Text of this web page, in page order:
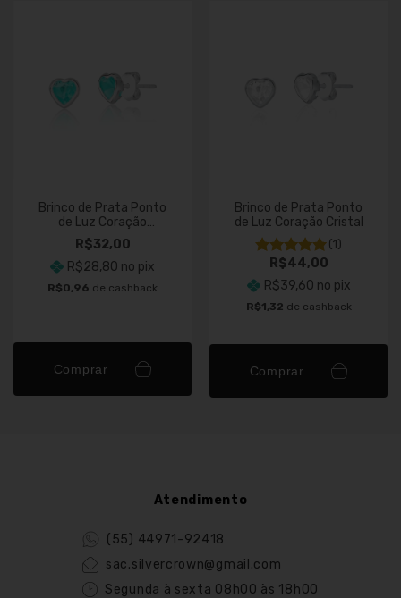
Brinco de Prata Ponto
de Luz Coração
Turmalina
R$32,00
R$28,80 no pix
R$0,96 de cashback
Comprar
Brinco de Prata Ponto
de Luz Coração Cristal
(1)
R$44,00
R$39,60 no pix
R$1,32 de cashback
Comprar
Atendimento
(55) 44971-92418
sac.silvercrown@gmail.com
Segunda à sexta 08h00 às 18h00